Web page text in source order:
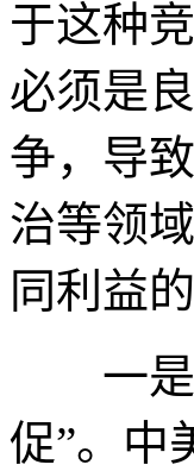
于这种
必须是
争，导
治等领
同利益
一是
促”。中